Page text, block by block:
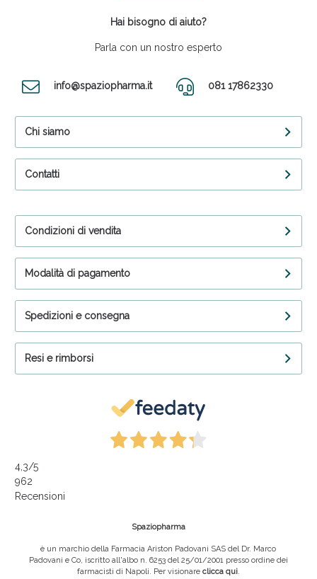
Hai bisogno di aiuto?
Parla con un nostro esperto
info@spaziopharma.it 081 17862330
Chi siamo
Contatti
Condizioni di vendita
Modalità di pagamento
Spedizioni e consegna
Resi e rimborsi
4,3/5
962
Recensioni
Spaziopharma
è un marchio della Farmacia Ariston Padovani SAS del Dr. Marco
Padovani e Co, iscritto all'albo n. 6253 del 25/01/2001 presso ordine dei
farmacisti di Napoli. Per visionare clicca qui.